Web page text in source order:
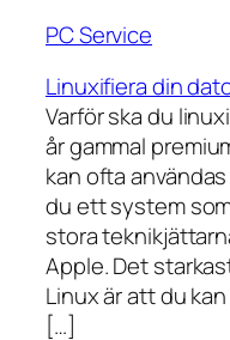
PC Service
Linuxifiera din
Varför ska du
år gammal
kan ofta
du ett system
stora
Apple. Det
Linux är att du
[…]